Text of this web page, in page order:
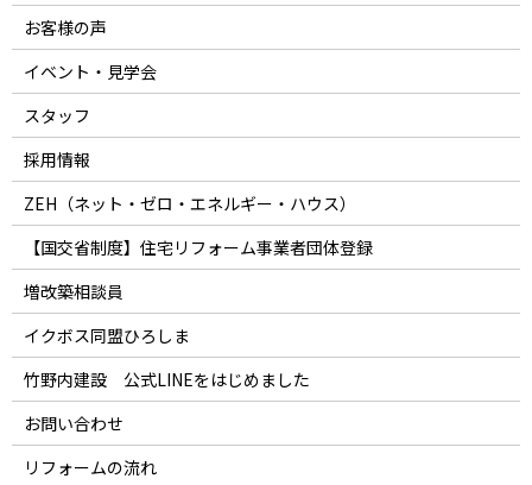
お客様の声
イベント・見学会
スタッフ
採用情報
ZEH（ネット・ゼロ・エネルギー・ハウス）
【国交省制度】住宅リフォーム事業者団体登録
増改築相談員
イクボス同盟ひろしま
竹野内建設 公式LINEをはじめました
お問い合わせ
リフォームの流れ